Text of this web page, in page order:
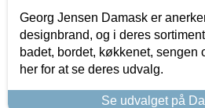
Georg Jensen Damask er
designbrand, og i deres
badet, bordet, køkkenet, sengen
her for at se deres udvalg.
Se udvalget på